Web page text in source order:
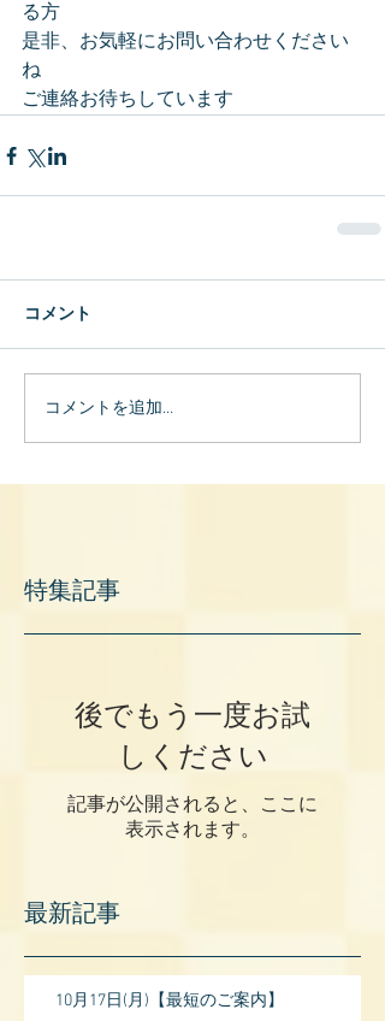
る方
是非、お気軽にお問い合わせください
ね
ご連絡お待ちしています
コメント
コメントを追加…
特集記事
後でもう一度お試
しください
記事が公開されると、ここに
表示されます。
最新記事
10月17日(月)【最短のご案内】